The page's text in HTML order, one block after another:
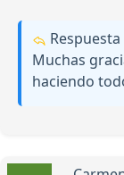
Muchas
haciendo